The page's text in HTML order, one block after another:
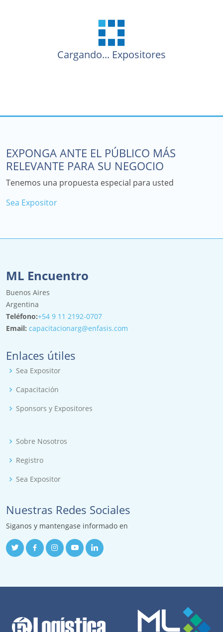
Cargando... Expositores
EXPONGA ANTE EL PÚBLICO MÁS
RELEVANTE PARA SU NEGOCIO
Tenemos una propuesta especial para usted
Sea Expositor
ML Encuentro
Buenos Aires
Argentina
Teléfono:+54 9 11 2192-0707
Email: capacitacionarg@enfasis.com
Enlaces útiles
Sea Expositor
Capacitación
Sponsors y Expositores
Sobre Nosotros
Registro
Sea Expositor
Nuestras Redes Sociales
Siganos y mantengase informado en